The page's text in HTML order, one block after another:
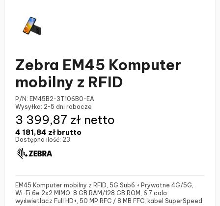
Zebra EM45 Komputer
mobilny z RFID
P/N: EM45B2-3T106B0-EA
Wysyłka: 2-5 dni robocze
4 181,84 zł brutto
3 399,87 zł netto
Dostępna ilość: 23
EM45 Komputer mobilny z RFID, 5G Sub6 + Prywatne 4G/5G,
Wi-Fi 6e 2x2 MIMO, 8 GB RAM/128 GB ROM, 6,7 cala
wyświetlacz Full HD+, 50 MP RFC / 8 MB FFC, kabel SuperSpeed